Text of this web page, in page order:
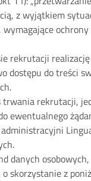
z wyjątkiem
rekrutacji
dostępu do treści
rekrutacji,
ewentualnego
danych
skorzystanie z